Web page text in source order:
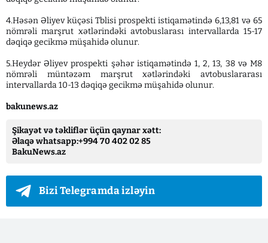
4.Həsən Əliyev küçəsi Tblisi prospekti istiqamətində 6,13,81 və 65
nömrəli marşrut xətlərindəki avtobuslarası intervallarda 15-17
dəqiqə gecikmə müşahidə olunur.
5.Heydər Əliyev prospekti şəhər istiqamətində 1, 2, 13, 38 və M8
nömrəli müntəzəm marşrut xətlərindəki avtobuslararası
intervallarda 10-13 dəqiqə gecikmə müşahidə olunur.
bakunews.az
Şikayət və təkliflər üçün qaynar xətt:
Əlaqə whatsapp:+994 70 402 02 85
BakuNews.az
Bizi Telegramda izləyin